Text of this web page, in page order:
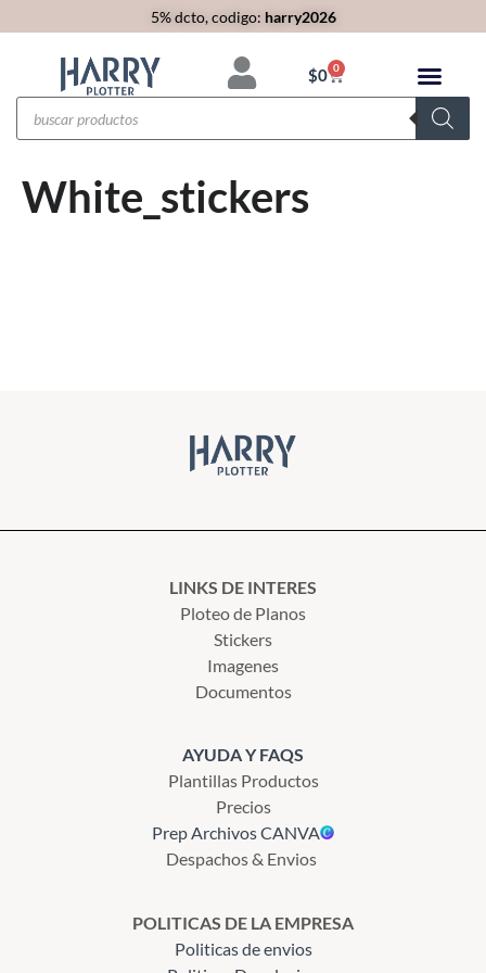
5% dcto, codigo: harry2026
$0 0
White_stickers
LINKS DE INTERES
Ploteo de Planos
Stickers
Imagenes
Documentos
AYUDA Y FAQS
Plantillas Productos
Precios
Prep Archivos CANVA
Despachos & Envios
POLITICAS DE LA EMPRESA
Politicas de envios